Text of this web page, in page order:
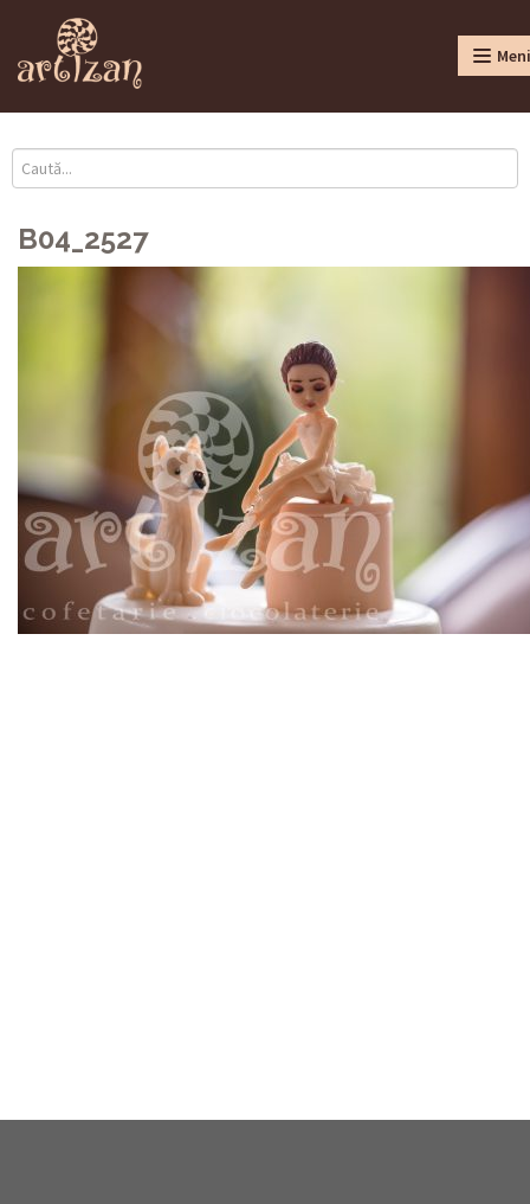
B04_2527